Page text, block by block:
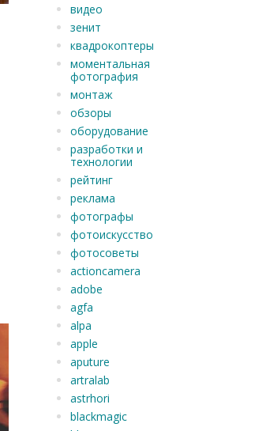
видео
зенит
квадрокоптеры
моментальная
фотография
монтаж
обзоры
оборудование
разработки и
технологии
рейтинг
реклама
фотографы
фотоискусство
фотосоветы
actioncamera
adobe
agfa
alpa
apple
aputure
artralab
astrhori
blackmagic